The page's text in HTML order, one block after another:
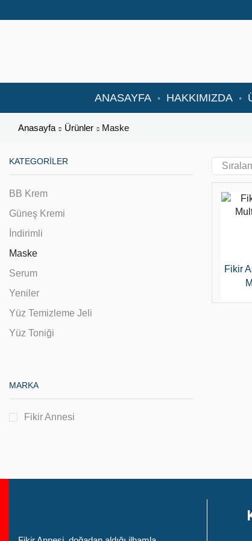
ANASAYFA HAKKIMIZDA
Anasayfa Ürünler Maske
Fikir
KATEGORILER
BB Krem
Güneş Kremi
İndirimli
Maske
Serum
Yeniler
Yüz Temizleme Jeli
Yüz Toniği
MARKA
Fikir Annesi